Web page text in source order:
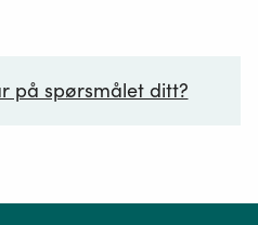
på spørsmålet ditt?